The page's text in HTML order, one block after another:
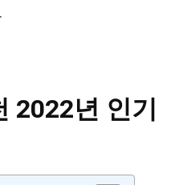
2022년 인기